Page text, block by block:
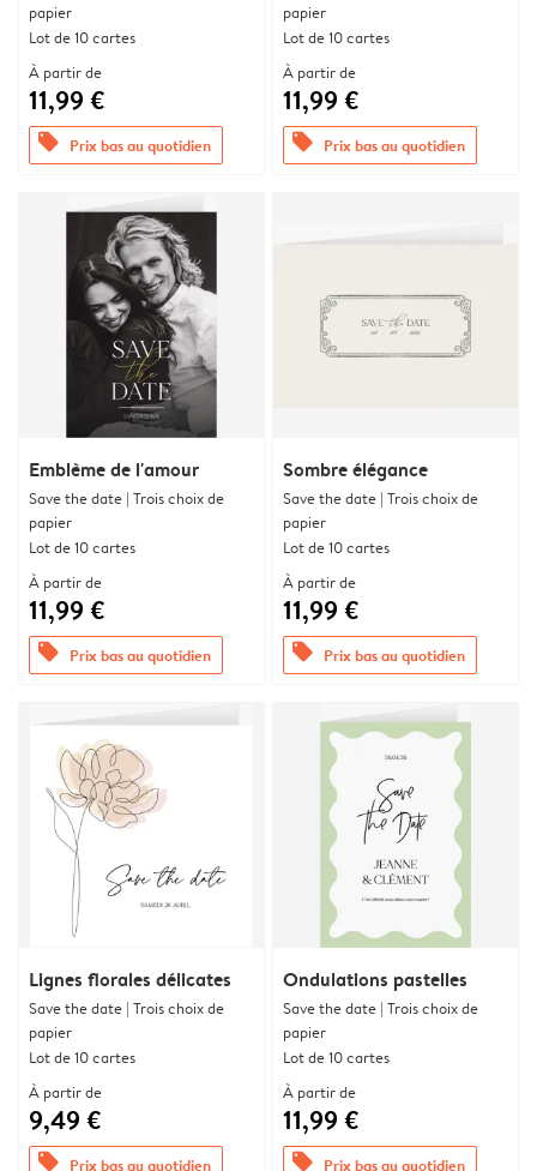
papier
Lot de 10 cartes
À partir de
11,99 €
offers Prix bas au quotidien
papier
Lot de 10 cartes
À partir de
11,99 €
offers Prix bas au quotidien
Emblème de l'amour
Save the date | Trois choix de
papier
Lot de 10 cartes
À partir de
11,99 €
offers Prix bas au quotidien
Sombre élégance
Save the date | Trois choix de
papier
Lot de 10 cartes
À partir de
11,99 €
offers Prix bas au quotidien
Lignes florales délicates
Save the date | Trois choix de
papier
Lot de 10 cartes
À partir de
9,49 €
offers Prix bas au quotidien
Ondulations pastelles
Save the date | Trois choix de
papier
Lot de 10 cartes
À partir de
11,99 €
offers Prix bas au quotidien